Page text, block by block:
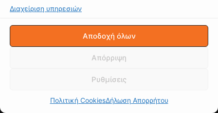
Διαχείριση υπηρεσιών
Αποδοχή όλων
Απόρριψη
Ρυθμίσεις
Πολιτική CookiesΔήλωση Απορρήτου